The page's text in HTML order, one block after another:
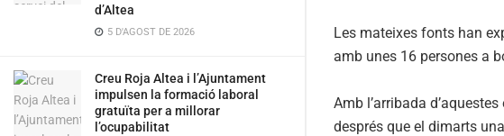
d’Altea
5 D'AGOST DE 2026
Creu Roja Altea i l’Ajuntament
impulsen la formació laboral
gratuïta per a millorar
l’ocupabilitat
Les mateixes fonts han
amb unes 16 persones a
Amb l’arribada
després que el dimarts